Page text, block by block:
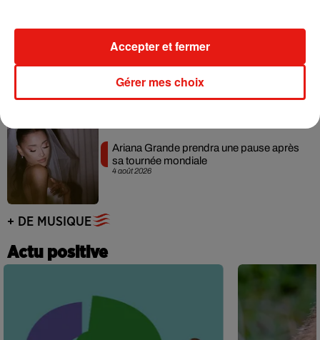
4 août 2026
Tiny Desk invite Charlie Puth pour une
live session solaire
4 août 2026
Ariana Grande prendra une pause après
sa tournée mondiale
+ DE MUSIQUE
Actu positive
Gérer mes choix
Accepter et fermer